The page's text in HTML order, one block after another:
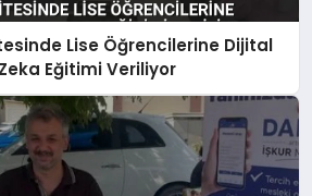
Lise Öğrencilerine Dijital
Eğitimi Veriliyor